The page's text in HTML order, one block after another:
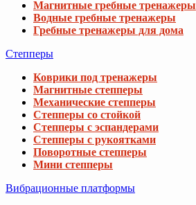
Магнитные гребные тренажеры
Водные гребные тренажеры
Гребные тренажеры для дома
Степперы
Коврики под тренажеры
Магнитные степперы
Механические степперы
Степперы со стойкой
Степперы с эспандерами
Степперы с рукоятками
Поворотные степперы
Мини степперы
Вибрационные платформы